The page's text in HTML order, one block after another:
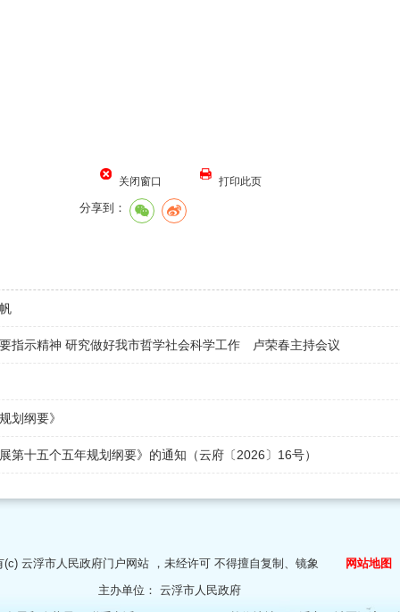
关闭窗口 打印此页
分享到：
指示精神 研究做好我市哲学社会科学工作 卢荣春主持会议
划纲要》
十五个五年规划纲要》的通知（云府〔2026〕16号）
(c) 云浮市人民政府门户网站 ，未经许可 不得擅自复制、镜象
网站地图
主办单位： 云浮市人民政府